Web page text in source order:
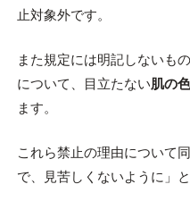
止対象外です。
また規定には明記しないも
について、目立たない肌の色
ます。
これら禁止の理由について
で、見苦しくないように」